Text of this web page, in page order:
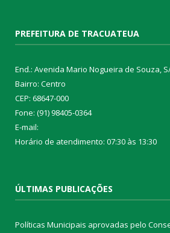
PREFEITURA DE TRACUATEUA
End.: Avenida Mario Nogueira de Souza,
Bairro: Centro
CEP: 68647-000
Fone: (91) 98405-0364
E-mail:
Horário de atendimento: 07:30 às 13:30
ÚLTIMAS PUBLICAÇÕES
Políticas Municipais aprovadas pelo